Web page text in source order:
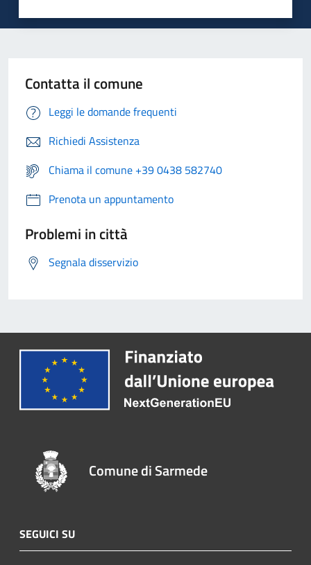
Contatta il comune
Leggi le domande frequenti
Richiedi Assistenza
Chiama il comune +39 0438 582740
Prenota un appuntamento
Problemi in città
Segnala disservizio
Comune di Sarmede
SEGUICI SU